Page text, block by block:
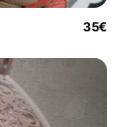
35€